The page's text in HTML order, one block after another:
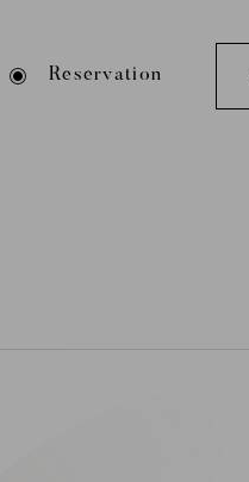
Reservation